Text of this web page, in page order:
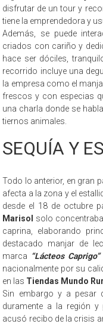
disfrutar de un tour y
tiene la emprendedora y
Además, se puede
criados con cariño y
hace ser dóciles,
recorrido incluye una
la empresa como el
frescos y con especias
una charla donde se
tiernos animales.
SEQUÍA Y
Todo lo anterior, en gran
afecta a la zona y el
desde el 18 de octubre
Marisol solo
caprina, elaborando
destacado manjar de
marca “Lácteos Caprigo”
nacionalmente por su
en las Tiendas Mundo
Sin embargo y a pesar
duramente a la región y
acusó recibo de la crisis